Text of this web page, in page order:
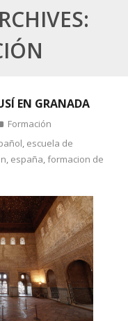
EN GRANADA
Formación
, escuela de
, españa,formacion de